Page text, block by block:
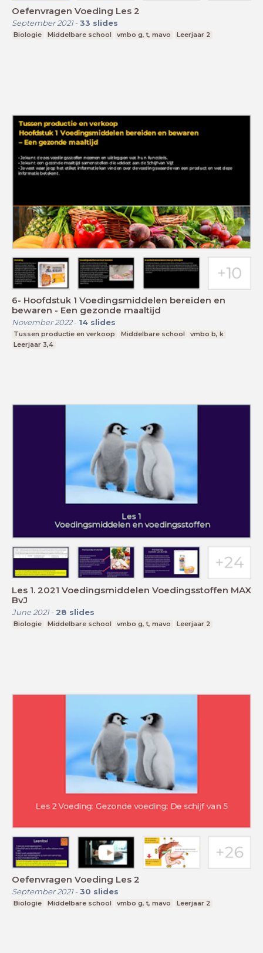
Oefenvragen Voeding Les 2
September 2021- 33 slides
Biologie Middelbare school vmbo g, t, mavo Leerjaar 2
6- Hoofdstuk 1 Voedingsmiddelen bereiden en
bewaren - Een gezonde maaltijd
November 2022- 14 slides
Tussen productie en verkoop Middelbare school
vmbo b, k
Leerjaar 3,4
Les 1. 2021 Voedingsmiddelen Voedingsstoffen MAX
BvJ
June 2021- 28 slides
Biologie Middelbare school vmbo g, t, mavo Leerjaar 2
Oefenvragen Voeding Les 2
September 2021- 30 slides
Biologie Middelbare school vmbo g, t, mavo Leerjaar 2